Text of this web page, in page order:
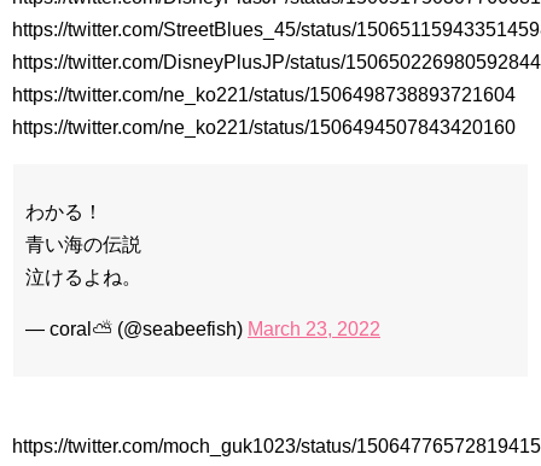
Powered by livedoor 相互RSS
https://twitter.com/StreetBlues_45/status/
https://twitter.com/DisneyPlusJP/status/
https://twitter.com/ne_ko221/status/1506498738893721604
https://twitter.com/ne_ko221/status/1506494507843420160
わかる！
青い海の伝説
泣けるよね。
— coral⛅ (@seabeefish) March 23, 2022
https://twitter.com/moch_guk1023/status/